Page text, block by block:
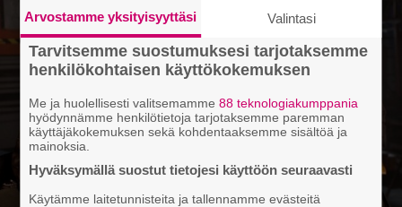
Arvostamme yksityisyyttäsi Valintasi
Tarvitsemme suostumuksesi tarjotaksemme
henkilökohtaisen käyttökokemuksen
Me ja huolellisesti valitsemamme88 teknologiakumppania
hyödynnämme henkilötietoja tarjotaksemme paremman
käyttäjäkokemuksen sekä kohdentaaksemme sisältöä ja
mainoksia.
Hyväksymällä suostut tietojesi käyttöön seuraavasti
Käytämme laitetunnisteita ja tallennamme evästeitä